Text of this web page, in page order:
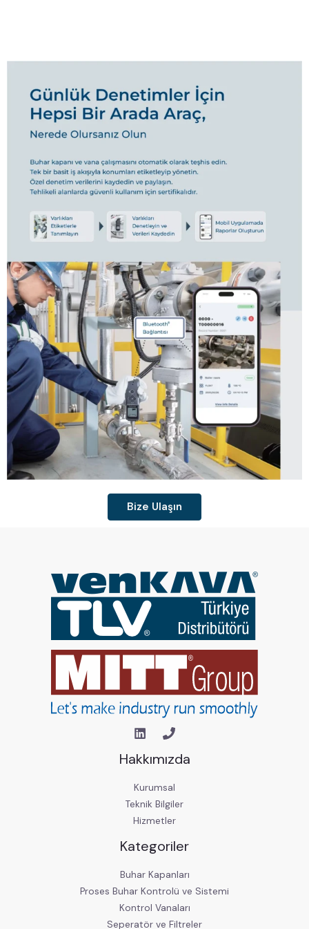
Bize Ulaşın
Hakkımızda
Kurumsal
Teknik Bilgiler
Hizmetler
Kategoriler
Buhar Kapanları
Proses Buhar Kontrolü ve Sistemi
Kontrol Vanaları
Seperatör ve Filtreler